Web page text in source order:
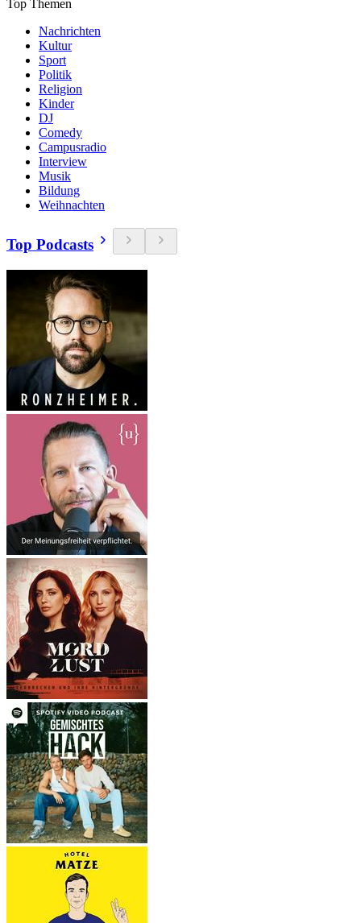
Top Themen
Nachrichten
Kultur
Sport
Politik
Religion
Kinder
DJ
Comedy
Campusradio
Interview
Musik
Bildung
Weihnachten
Top Podcasts